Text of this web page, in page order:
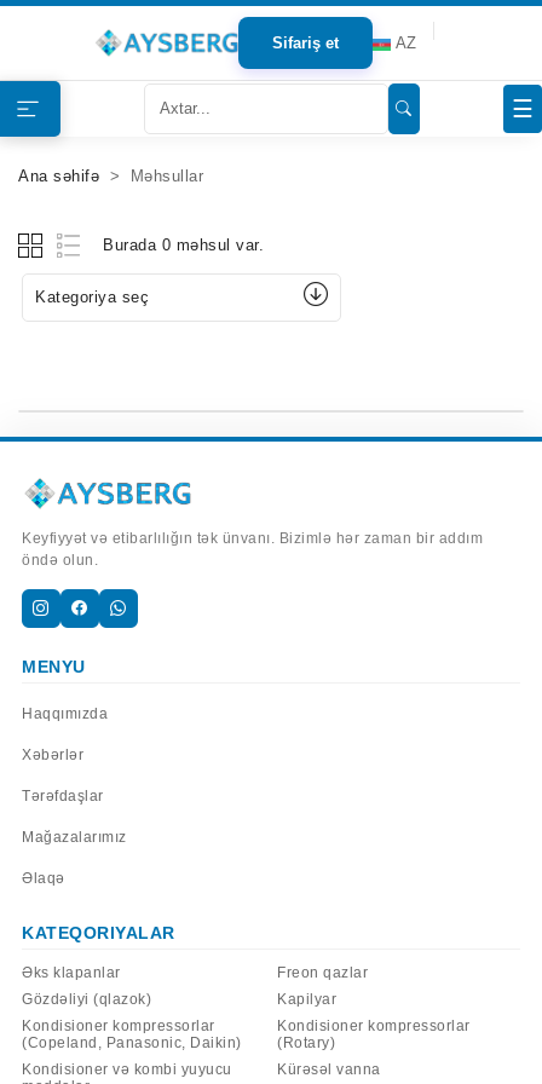
Sifariş et AZ
☰
Haqqımızda
Məhsullar
Tərəfdaşlar
Ana səhifə Məhsullar
Burada 0 məhsul var.
Kategoriya seç
Keyfiyyət və etibarlılığın tək ünvanı. Bizimlə hər zaman bir addım
öndə olun.
MENYU
Haqqımızda
Xəbərlər
Tərəfdaşlar
Mağazalarımız
Əlaqə
KATEQORIYALAR
Əks klapanlar
Freon qazlar
Gözdəliyi (qlazok)
Kapilyar
Kondisioner kompressorlar
(Copeland, Panasonic, Daikin)
Kondisioner kompressorlar
(Rotary)
Kondisioner və kombi yuyucu
Kürəsəl vanna